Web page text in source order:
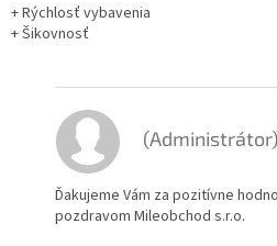
+ Rýchlosť vybavenia
+ Šikovnosť
(Administrátor)
Ďakujeme Vám za pozitívne
pozdravom Mileobchod s.r.o.